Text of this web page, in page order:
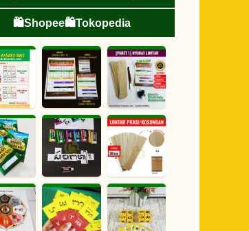
🛍️Shopee🛍️Tokopedia